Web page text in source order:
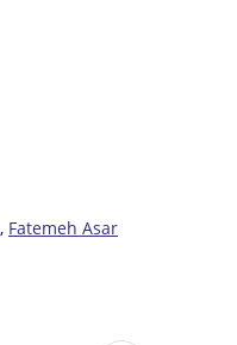
, Fatemeh Asar